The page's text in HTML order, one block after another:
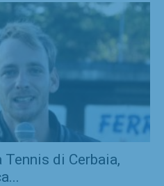
Tennis di Cerbaia,